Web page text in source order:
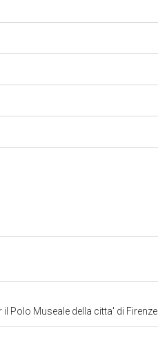
Polo Museale della citta' di Firenze